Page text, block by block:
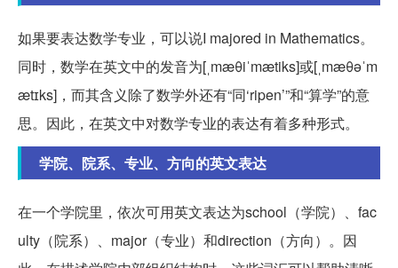
如果要表达数学专业，可以说I majored in Mathematics。
同时，数学在英文中的发音为[ˌmæθiˈmætiks]或[ˌmæθəˈm
ætɪks]，而其含义除了数学外还有“同‘ripen’”和“算学”的意
思。因此，在英文中对数学专业的表达有着多种形式。
学院、院系、专业、方向的英文表达
在一个学院里，依次可用英文表达为school（学院）、fac
ulty（院系）、major（专业）和direction（方向）。因